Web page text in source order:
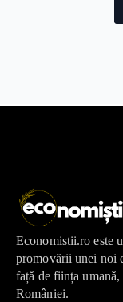
Economistii.ro este
promovării unei noi
față de ființa umană,
României.